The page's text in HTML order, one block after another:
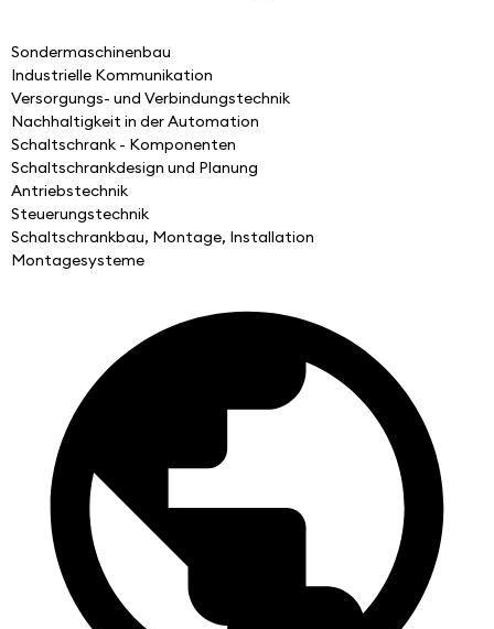
Sondermaschinenbau
Industrielle Kommunikation
Versorgungs- und Verbindungstechnik
Nachhaltigkeit in der Automation
Schaltschrank - Komponenten
Schaltschrankdesign und Planung
Antriebstechnik
Steuerungstechnik
Schaltschrankbau, Montage, Installation
Montagesysteme